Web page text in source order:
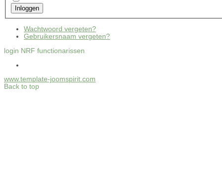
Inloggen
Wachtwoord vergeten?
Gebruikersnaam vergeten?
login NRF functionarissen
www.template-joomspirit.com
Back to top